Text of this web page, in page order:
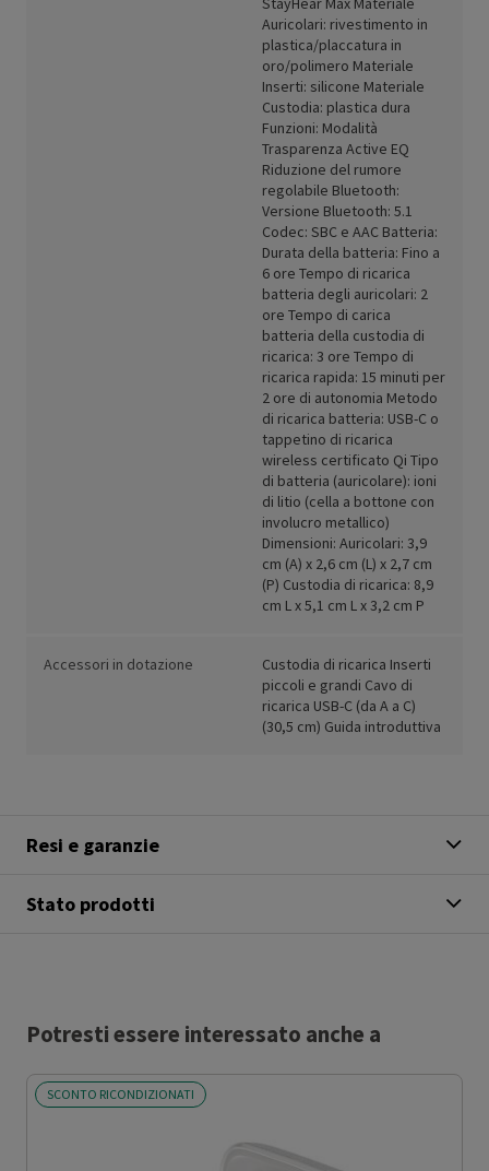
Auricolari: rivestimento in
plastica/placcatura in
oro/polimero Materiale
Inserti: silicone Materiale
Custodia: plastica dura
Funzioni: Modalità
Trasparenza Active EQ
Riduzione del rumore
regolabile Bluetooth:
Versione Bluetooth: 5.1
Codec: SBC e AAC Batteria:
Durata della batteria: Fino a
6 ore Tempo di ricarica
batteria degli auricolari: 2
ore Tempo di carica
batteria della custodia di
ricarica: 3 ore Tempo di
ricarica rapida: 15 minuti per
2 ore di autonomia Metodo
di ricarica batteria: USB-C o
tappetino di ricarica
wireless certificato Qi Tipo
di batteria (auricolare): ioni
di litio (cella a bottone con
involucro metallico)
Dimensioni: Auricolari: 3,9
cm (A) x 2,6 cm (L) x 2,7 cm
(P) Custodia di ricarica: 8,9
cm L x 5,1 cm L x 3,2 cm P
Accessori in dotazione
Custodia di ricarica Inserti
piccoli e grandi Cavo di
ricarica USB-C (da A a C)
(30,5 cm) Guida introduttiva
Resi e garanzie
Stato prodotti
Potresti essere interessato anche a
SCONTO RICONDIZIONATI